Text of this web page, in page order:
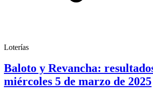
Loterías
Baloto y Revancha:
miércoles 5 de marzo de 2025